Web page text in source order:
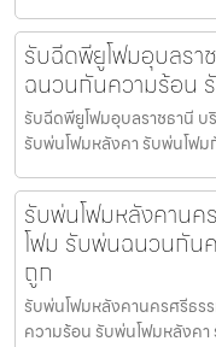
รับฉีดพียูโฟมอุบลรา
ฉนวนกันความร้อน
รับฉีดพียูโฟมอุบลราชธานี
รับพ่นโฟมหลังคา รับพ่นโฟม
รับพ่นโฟมหลังคาน
โฟม รับพ่นฉนวนกัน
ถูก
รับพ่นโฟมหลังคานครศรีธ
ความร้อน รับพ่นโฟมหลังคา